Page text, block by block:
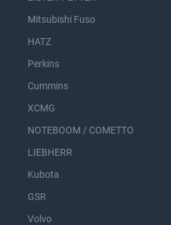
Mitsubishi Fuso
HATZ
Perkins
Cummins
XCMG
NOTEBOOM / COMETTO
LIEBHERR
Kubota
GSR
Volvo